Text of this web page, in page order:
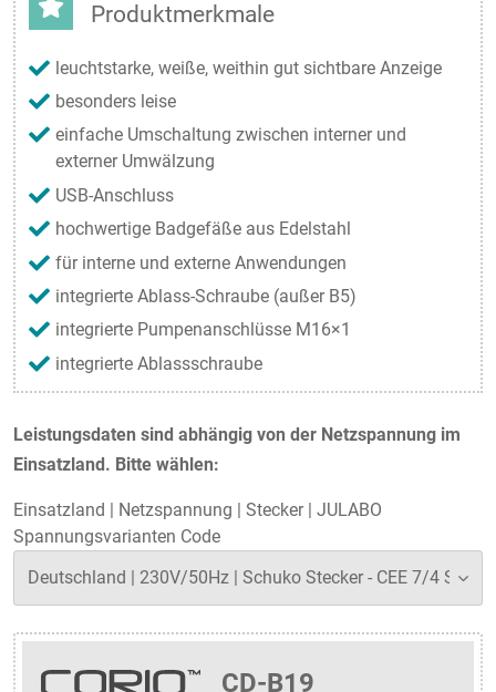
Leistungsdaten sind abhängig von der Netzspannung im
Einsatzland. Bitte wählen:
Einsatzland | Netzspannung | Stecker| JULABO
Spannungsvarianten Code
CD-B19
Produktmerkmale
leuchtstarke, weiße, weithin gut sichtbare Anzeige
besonders leise
einfache Umschaltung zwischen interner und
externer Umwälzung
USB-Anschluss
hochwertige Badgefäße aus Edelstahl
für interne und externe Anwendungen
integrierte Ablass-Schraube (außer B5)
integrierte Pumpenanschlüsse M16×1
integrierte Ablassschraube